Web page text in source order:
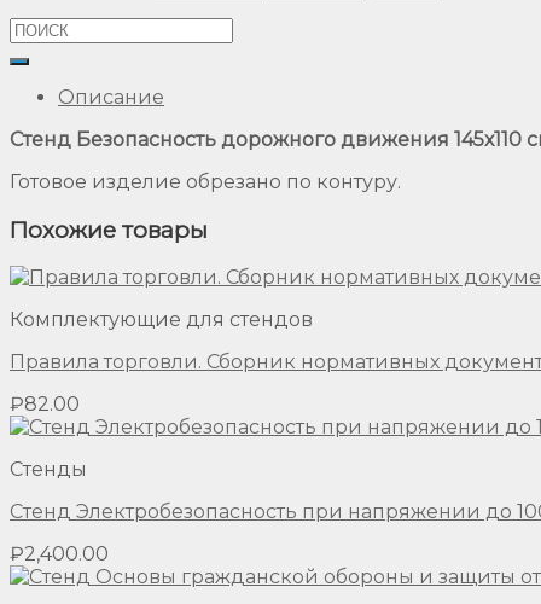
Описание
Стенд Безопасность дорожного движения 145х110
Готовое изделие обрезано по контуру.
Похожие товары
Комплектующие для стендов
Правила торговли. Сборник нормативных
₽82.00
Стенды
Стенд Электробезопасность при напряжении до
₽2,400.00